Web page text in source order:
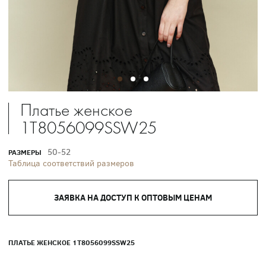
Платье женское
1T8056099SSW25
РАЗМЕРЫ
50-52
Таблица соответствий размеров
ЗАЯВКА НА ДОСТУП К ОПТОВЫМ ЦЕНАМ
ПЛАТЬЕ ЖЕНСКОЕ 1T8056099SSW25